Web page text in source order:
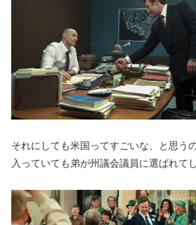
それにしても米国ってすごいな、と思う
入っていても弟が州議会議員に選ばれて